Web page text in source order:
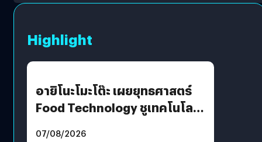
Highlight
อายิโนะโมะโต๊ะ เผยยุทธศาสตร์
Food Technology ชูเทคโนโลยี
07/08/2026